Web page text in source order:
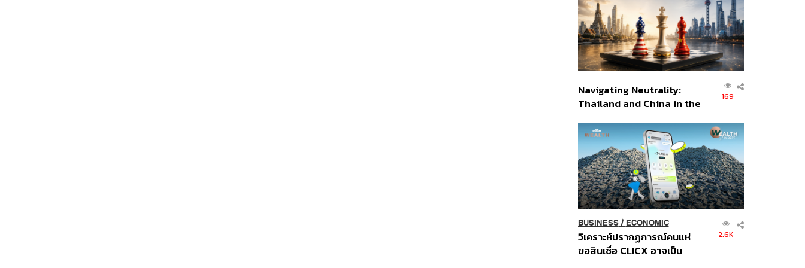
อินโดนีเซีย
Navigating Neutrality:
Thailand and China in the
Order
169
BUSINESS/ ECONOMIC
วิเคราะห์ปรากฏการณ์คนแห่
ขอสินเชื่อ CLICX อาจเป็น
2.6K